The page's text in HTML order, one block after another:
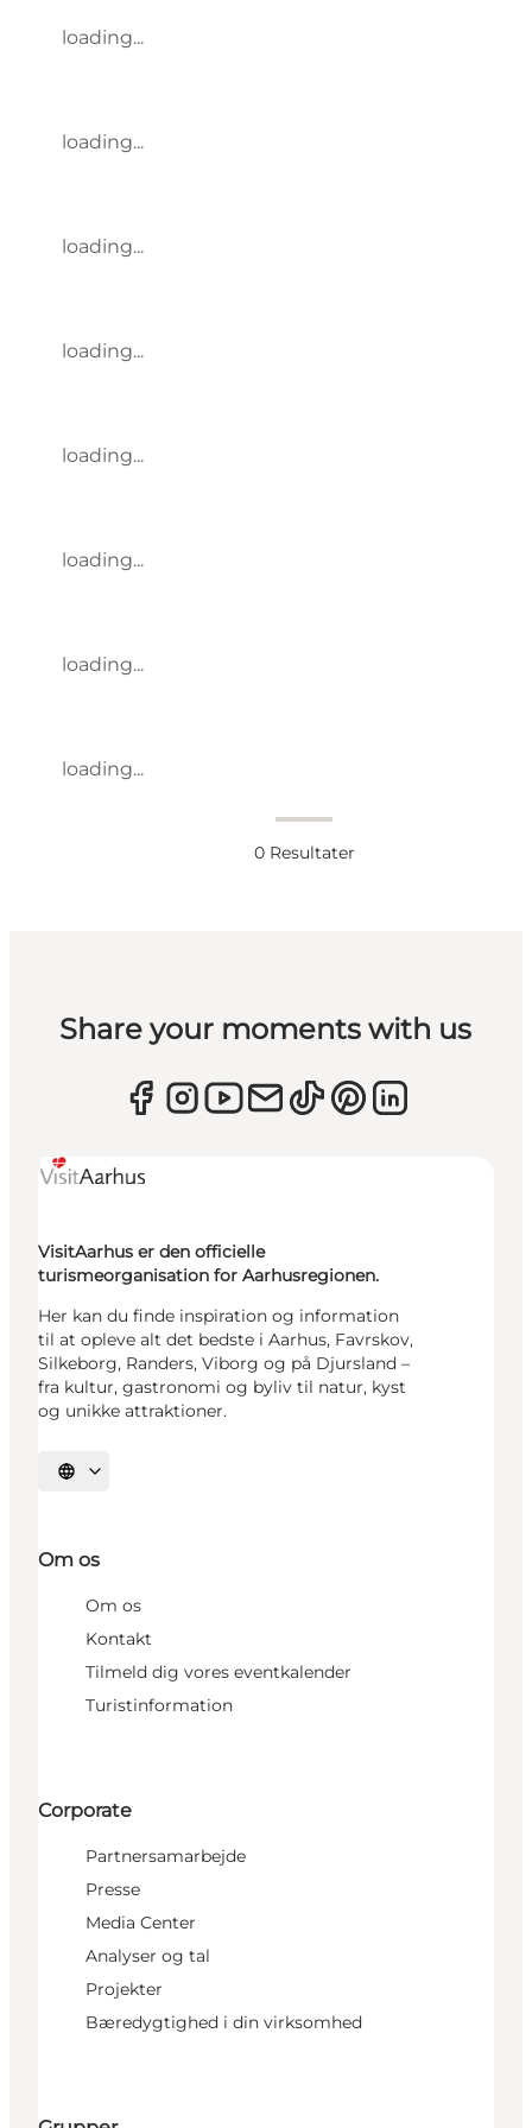
loading...
loading...
loading...
loading...
loading...
loading...
loading...
loading...
0 Resultater
Share your moments with us
VisitAarhus er den officielle
turismeorganisation for Aarhusregionen.
Her kan du finde inspiration og information
til at opleve alt det bedste i Aarhus, Favrskov,
Silkeborg, Randers, Viborg og på Djursland –
fra kultur, gastronomi og byliv til natur, kyst
og unikke attraktioner.
Vælg sprog
Om os
Om os
Kontakt
Tilmeld dig vores eventkalender
Turistinformation
Corporate
Partnersamarbejde
Presse
Media Center
Analyser og tal
Projekter
Bæredygtighed i din virksomhed